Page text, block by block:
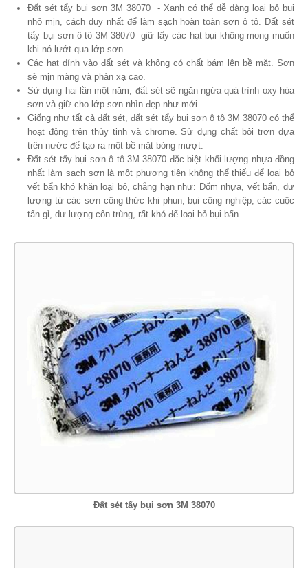
Đất sét tẩy bụi sơn 3M 38070 - Xanh có thể dễ dàng loại bỏ bụi
nhỏ mịn, cách duy nhất để làm sạch hoàn toàn sơn ô tô. Đất sét
tẩy bụi sơn ô tô 3M 38070 giữ lấy các hạt bụi không mong muốn
khi nó lướt qua lớp sơn.
Các hạt dính vào đất sét và không có chất bám lên bề mặt. Sơn
sẽ mịn màng và phản xạ cao.
Sử dụng hai lần một năm, đất sét sẽ ngăn ngừa quá trình oxy hóa
sơn và giữ cho lớp sơn nhìn đẹp như mới.
Giống như tất cả đất sét, đất sét tẩy bụi sơn ô tô 3M 38070 có thể
hoạt động trên thủy tinh và chrome. Sử dụng chất bôi trơn dựa
trên nước để tạo ra một bề mặt bóng mượt.
Đất sét tẩy bụi sơn ô tô 3M 38070 đặc biệt khối lượng nhựa đồng
nhất làm sạch sơn là một phương tiện không thể thiếu để loại bỏ
vết bẩn khó khăn loại bỏ, chẳng hạn như: Đốm nhựa, vết bẩn, dư
lượng từ các sơn công thức khi phun, bụi công nghiệp, các cuộc
tấn gỉ, dư lượng côn trùng, rất khó để loại bỏ bụi bẩn
Đất sét tẩy bụi sơn 3M 38070